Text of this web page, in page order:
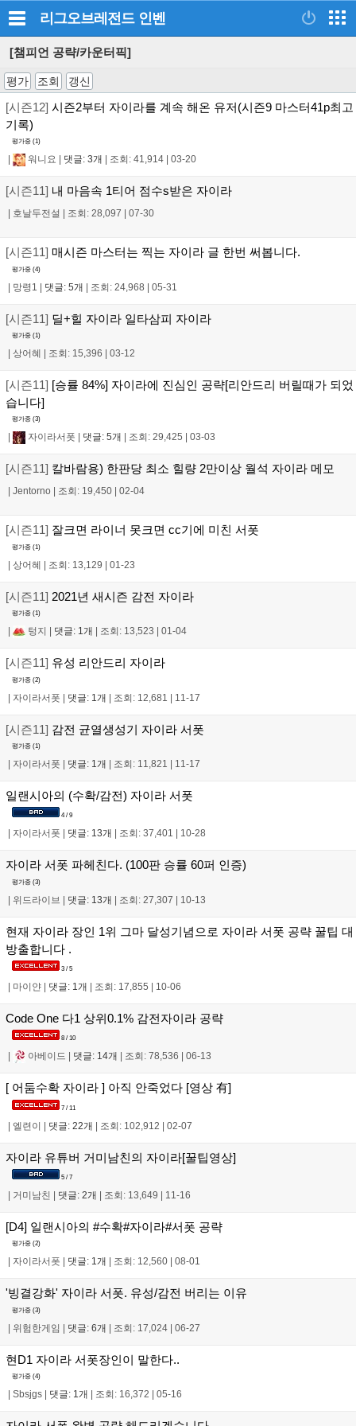
리그오브레전드 인벤
[챔피언 공략/카운터픽]
평가 조회 갱신
[시즌12] 시즌2부터 자이라를 계속 해온 유저(시즌9 마스터41p최고
기록)
평가중 (1)
워니요 댓글: 3개 조회: 41,914 03-20
[시즌11] 내 마음속 1티어 점수s받은 자이라
호날두전설 조회: 28,097 07-30
[시즌11] 매시즌 마스터는 찍는 자이라 글 한번 써봅니다.
평가중 (4)
| 망령1 | 댓글: 5개 | 조회: 24,968 | 05-31
[시즌11] 딜+힐 자이라 일타삼피 자이라
평가중 (1)
상어혜 조회: 15,396 03-12
[시즌11] [승률 84%] 자이라에 진심인 공략[리안드리 버릴때가 되었
습니다]
평가중 (3)
자이라서폿 댓글: 5개 조회: 29,425 03-03
[시즌11] 칼바람용) 한판당 최소 힐량 2만이상 월석 자이라 메모
Jentorno 조회: 19,450 02-04
[시즌11] 잘크면 라이너 못크면 cc기에 미친 서폿
평가중 (1)
| 상어혜 | 조회: 13,129 | 01-23
[시즌11] 2021년 새시즌 감전 자이라
평가중 (1)
텅지 댓글: 1개 조회: 13,523 01-04
[시즌11] 유성 리안드리 자이라
평가중 (2)
| 자이라서폿 | 댓글: 1개 | 조회: 12,681 | 11-17
[시즌11] 감전 균열생성기 자이라 서폿
평가중 (1)
| 자이라서폿 | 댓글: 1개 | 조회: 11,821 | 11-17
일랜시아의 (수확/감전) 자이라 서폿
4 / 9
자이라서폿 댓글: 13개 조회: 37,401 10-28
자이라 서폿 파헤친다. (100판 승률 60퍼 인증)
평가중 (3)
| 위드라이브 | 댓글: 13개 | 조회: 27,307 | 10-13
현재 자이라 장인 1위 그마 달성기념으로 자이라 서폿 공략 꿀팁 대
방출합니다 .
3 / 5
마이얀 댓글: 1개 조회: 17,855 10-06
Code One 다1 상위0.1% 감전자이라 공략
8 / 10
아베이드 댓글: 14개 조회: 78,536 06-13
[ 어둠수확 자이라 ] 아직 안죽었다 [영상 有]
7 / 11
| 엘련이 | 댓글: 22개 | 조회: 102,912 | 02-07
자이라 유튜버 거미남친의 자이라[꿀팁영상]
5 / 7
거미남친 댓글: 2개 조회: 13,649 11-16
[D4] 일랜시아의 #수확#자이라#서폿 공략
평가중 (2)
자이라서폿 댓글: 1개 조회: 12,560 08-01
'빙결강화' 자이라 서폿. 유성/감전 버리는 이유
평가중 (3)
| 위험한게임 | 댓글: 6개 | 조회: 17,024 | 06-27
현D1 자이라 서폿장인이 말한다..
평가중 (4)
Sbsjgs 댓글: 1개 조회: 16,372 05-16